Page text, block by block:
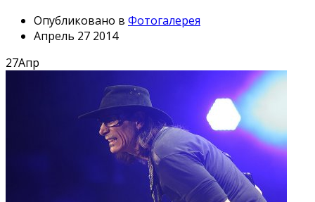
Опубликовано в Фотогалерея
Апрель 27 2014
27Апр